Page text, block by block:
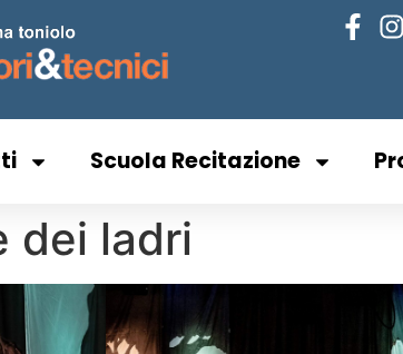
Scuola Recitazione
dei ladri